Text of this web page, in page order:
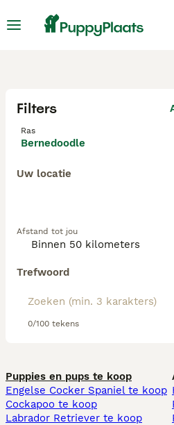
Filters
Ras
Bernedoodle
Uw locatie
Afstand tot jou
Trefwoord
0/100 tekens
Puppies en pups te koop
Engelse Cocker Spaniel te koop
Cockapoo te koop
Labrador Retriever te koop